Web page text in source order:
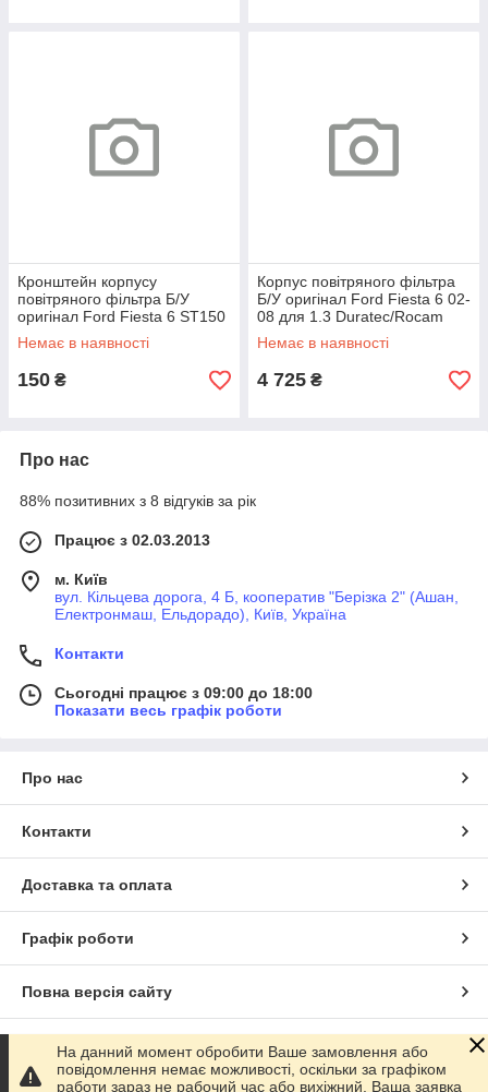
Кронштейн корпусу
повітряного фільтра Б/У
оригінал Ford Fiesta 6 ST150
04-08 для 2.0 Duratec ST
Немає в наявності
150 ₴
Корпус повітряного фільтра
Б/У оригінал Ford Fiesta 6 02-
08 для 1.3 Duratec/Rocam
Немає в наявності
4 725 ₴
Про нас
88% позитивних з 8 відгуків за рік
Працює з 02.03.2013
м. Київ
вул. Кільцева дорога, 4 Б, кооператив "Берізка 2" (Ашан,
Електронмаш, Ельдорадо), Київ, Україна
Контакти
Сьогодні працює з 09:00 до 18:00
Показати весь графік роботи
Про нас
Контакти
Доставка та оплата
Графік роботи
Повна версія сайту
Сайт створено на маркетплейсіProm.ua
На данний момент обробити Ваше замовлення або
повідомлення немає можливості, оскільки за графіком
работи зараз не рабочий час або вихіжний. Ваша заявка